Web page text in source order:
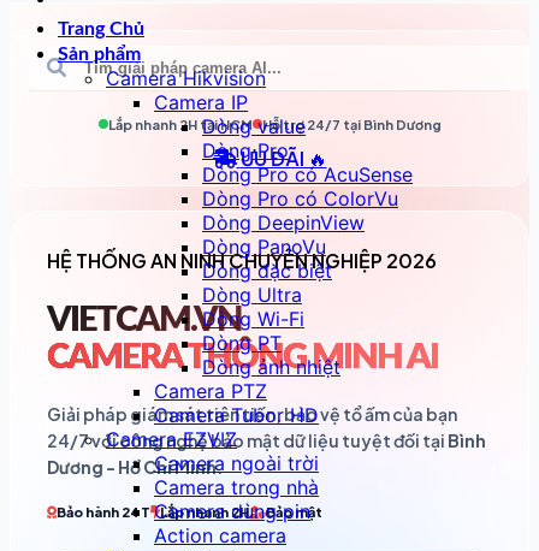
Trang Chủ
Sản phẩm
Camera Hikvision
Camera IP
Dòng value
Dòng Pro
Dòng Pro có AcuSense
Dòng Pro có ColorVu
Dòng DeepinView
Dòng PanoVu
Dòng đặc biệt
Dòng Ultra
Dòng Wi-Fi
Dòng PT
Dòng ảnh nhiệt
Camera PTZ
Camera Tubor HD
Camera EZVIZ
Camera ngoài trời
Camera trong nhà
Camera dùng pin
Action camera
Lắp nhanh 2H tạiHCM Hỗ trợ 24/7 tại Bình Dương
ƯU ĐÃI 🔥
HỆ THỐNG AN NINH CHUYÊN NGHIỆP 2026
VIETCAM.VN
CAMERA THÔNG MINH AI
Giải pháp giám sát tiên tiến, bảo vệ tổ ấm của bạn
24/7 với công nghệ bảo mật dữ liệu tuyệt đối tại Bình
Dương - Hồ Chí Minh.
Bảo hành 24T Lắp nhanh 2H Bảo mật